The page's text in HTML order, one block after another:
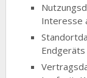
Interesse